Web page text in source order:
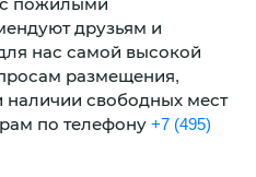
пожилыми
друзьям и
нас самой высокой
размещения,
свободных мест
по телефону +7 (495)